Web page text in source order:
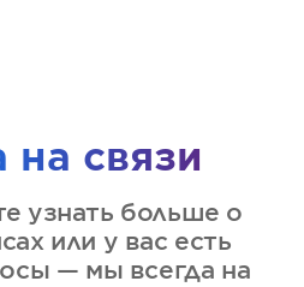
на связи
узнать больше о
или у вас есть
— мы всегда на